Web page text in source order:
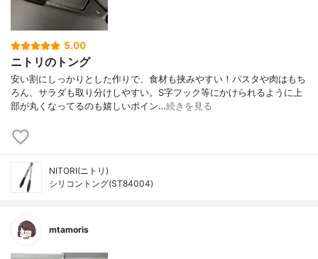
5.00
ニトリのトング
安い割にしっかりとした作りで、食材も挟みやすい！パスタや肉はもち
ろん、サラダも取り分けしやすい。S字フック等にかけられるように上
部が丸くなってるのも嬉しいポイン…続きを見る
NITORI(ニトリ)
シリコントング(ST84004)
mtamoris